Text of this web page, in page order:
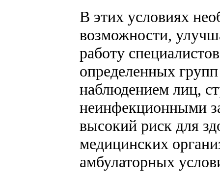
В этих условиях
возможности,
работу
определенных
наблюдением лиц,
неинфекционными
высокий риск для
медицинских
амбулаторных